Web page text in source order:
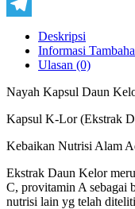
Copy
Telegram
Deskripsi
Informasi
Ulasan (0)
Nayah Kapsul Daun
Kapsul K-Lor (Ekstrak
Kebaikan Nutrisi Alam
Ekstrak Daun Kelor
C, provitamin A sebagai
nutrisi lain yg telah